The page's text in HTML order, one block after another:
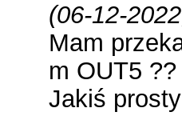
(06-12-
Mam
m OUT5 ??
Jakiś